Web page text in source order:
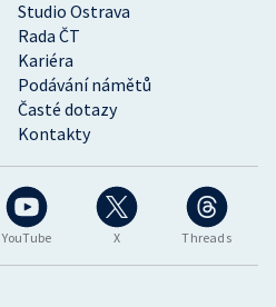
YouTube X Threads
Studio Ostrava
Rada ČT
Kariéra
Podávání námětů
Časté dotazy
Kontakty